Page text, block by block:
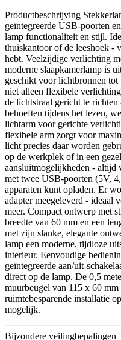
Productbeschrijving
geïntegreerde USB-poorten
lamp functionaliteit en stijl.
thuiskantoor of de leeshoek -
hebt. Veelzijdige verlichting
moderne slaapkamerlamp is
geschikt voor lichtbronnen
niet alleen flexibele
de lichtstraal gericht te
behoeften tijdens het lezen,
lichtarm voor gerichte
flexibele arm zorgt voor
licht precies daar worden
op de werkplek of in een
aansluitmogelijkheden - altijd
met twee USB-poorten (5V,
apparaten kunt opladen. Er
adapter meegeleverd - ideaal
meer. Compact ontwerp met
breedte van 60 mm en een
met zijn slanke, elegante
lamp een moderne, tijdloze
interieur. Eenvoudige
geïntegreerde aan/uit-
direct op de lamp. De 0,5
muurbeugel van 115 x 60
ruimtebesparende installatie
mogelijk.
Bijzondere veilingbepalingen